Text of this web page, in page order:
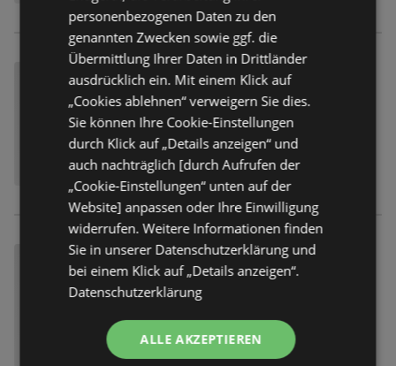
personenbezogenen Daten zu den
genannten Zwecken sowie ggf. die
Übermittlung Ihrer Daten in Drittländer
ausdrücklich ein. Mit einem Klick auf
„Cookies ablehnen“ verweigern Sie dies.
Sie können Ihre Cookie-Einstellungen
durch Klick auf „Details anzeigen“ und
auch nachträglich [durch Aufrufen der
„Cookie-Einstellungen“ unten auf der
Website] anpassen oder Ihre Einwilligung
widerrufen. Weitere Informationen finden
Sie in unserer Datenschutzerklärung und
bei einem Klick auf „Details anzeigen“.
Datenschutzerklärung
ALLE AKZEPTIEREN